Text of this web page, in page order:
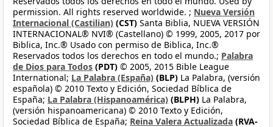
permission. All rights reserved worldwide. ; Nueva Versión
Internacional (Castilian) (CST) Santa Biblia, NUEVA VERSIÓN
INTERNACIONAL® NVI® (Castellano) © 1999, 2005, 2017 por
Biblica, Inc.® Usado con permiso de Biblica, Inc.®
Reservados todos los derechos en todo el mundo.; Palabra
de Dios para Todos (PDT) © 2005, 2015 Bible League
International; La Palabra (España) (BLP) La Palabra, (versión
española) © 2010 Texto y Edición, Sociedad Bíblica de
España; La Palabra (Hispanoamérica) (BLPH) La Palabra,
(versión hispanoamericana) © 2010 Texto y Edición,
Sociedad Bíblica de España; Reina Valera Actualizada (RVA-